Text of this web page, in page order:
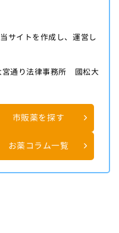
サイトを作成し、運営し
宮通り法律事務所 國松大
市販薬を探す
お薬コラム一覧